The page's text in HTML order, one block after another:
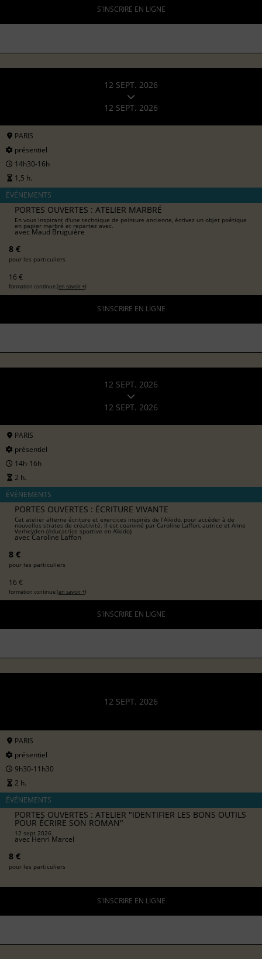
S'INSCRIRE EN LIGNE
12 SEPT. 2026
12 SEPT. 2026
PARIS
présentiel
14h30-16h
1,5 h.
ÉVÉNEMENTS
PORTES OUVERTES : ATELIER MARBRÉ
En vous inspirant d'une technique de peinture ancienne, écrivez un objet poétique
en papier marbré et repartez avec.
avecMaud Bruguière
8 €
pour les particuliers
16 €
formation continue (en savoir +)
S'INSCRIRE EN LIGNE
12 SEPT. 2026
12 SEPT. 2026
PARIS
présentiel
14h-16h
2 h.
ÉVÉNEMENTS
PORTES OUVERTES : ÉCRITURE VIVANTE
Cet atelier alterne écriture et exercices inspirés de l’Aïkido, pour accéder à de
nouvelles strates de créativité. Il est coanimé par Caroline Laffon, autrice et Anne
Verheÿden (éducatrice sportive en Aïkido)
avecCaroline Laffon
8 €
pour les particuliers
16 €
formation continue (en savoir +)
S'INSCRIRE EN LIGNE
12 SEPT. 2026
PARIS
présentiel
9h30-11h30
2 h.
ÉVÉNEMENTS
PORTES OUVERTES : ATELIER "IDENTIFIER LES BONS OUTILS
POUR ÉCRIRE SON ROMAN"
12 sept 2026
avecHenri Marcel
8 €
pour les particuliers
S'INSCRIRE EN LIGNE